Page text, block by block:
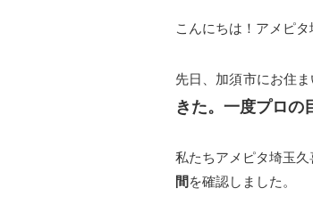
こんにちは！アメピタ
先日、加須市にお住
きた。一度プロの
私たちアメピタ埼玉
間 を確認しました。